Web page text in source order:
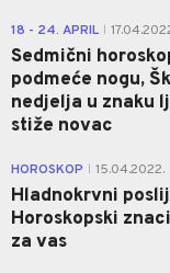
18 - 24. APRIL
Sedmični
podmeće nogu,
nedjelja u znaku
stiže novac
HOROSKOP 15.04.2022.
Hladnokrvni
Horoskopski
za vas